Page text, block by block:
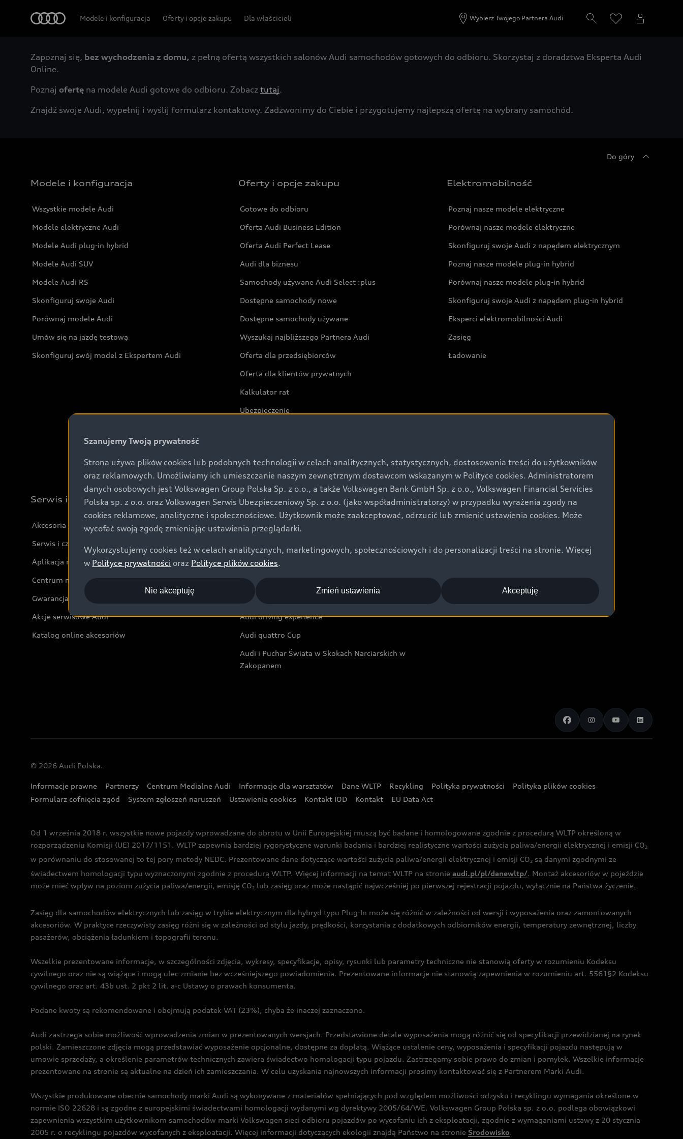
Modele i konfiguracja Oferty i opcje zakupu Dla właścicieli Wybierz Twojego Partnera Audi
Zapoznaj się, bez wychodzenia z domu, z pełną ofertą wszystkich salonów Audi samochodów gotowych do odbioru. Skorzystaj z doradztwa Eksperta Audi
Online.
Poznaj ofertę na modele Audi gotowe do odbioru. Zobacz tutaj.
Znajdź swoje Audi, wypełnij i wyślij formularz kontaktowy. Zadzwonimy do Ciebie i przygotujemy najlepszą ofertę na wybrany samochód.
Do góry
Modele i konfiguracja
Wszystkie modele Audi
Modele elektryczne Audi
Modele Audi plug-in hybrid
Modele Audi SUV
Modele Audi RS
Skonfiguruj swoje Audi
Porównaj modele Audi
Umów się na jazdę testową
Skonfiguruj swój model z Ekspertem Audi
Oferty i opcje zakupu
Gotowe do odbioru
Oferta Audi Business Edition
Oferta Audi Perfect Lease
Audi dla biznesu
Samochody używane Audi Select :plus
Dostępne samochody nowe
Dostępne samochody używane
Wyszukaj najbliższego Partnera Audi
Oferta dla przedsiębiorców
Oferta dla klientów prywatnych
Kalkulator rat
Ubezpieczenie
Audi exclusive
Elektromobilność
Poznaj nasze modele elektryczne
Porównaj nasze modele elektryczne
Skonfiguruj swoje Audi z napędem elektrycznym
Poznaj nasze modele plug-in hybrid
Porównaj nasze modele plug-in hybrid
Skonfiguruj swoje Audi z napędem plug-in hybrid
Eksperci elektromobilności Audi
Zasięg
Ładowanie
Serwis i akcesoria
Akcesoria
Serwis i części
Aplikacja myAudi i usługi cyfrowe
Centrum napraw powypadkowych
Gwarancja
Akcje serwisowe Audi
Katalog online akcesoriów
Świat Audi
Aktualności i historie postępu
Audi Nuvolari
Audi Sport Festiwal
Audi i Muzeum Sztuki Nowoczesnej w Warszawie
Audi driving experience
Audi quattro Cup
Audi i Puchar Świata w Skokach Narciarskich w
Zakopanem
© 2026 Audi Polska.
Informacje prawne Partnerzy Centrum Medialne Audi Informacje dla warsztatów Dane WLTP Recykling Polityka prywatności
Polityka plików cookies
Formularz cofnięcia zgód
System zgłoszeń naruszeń Ustawienia cookies Kontakt IOD Kontakt EU Data Act
Od 1 września 2018 r. wszystkie nowe pojazdy wprowadzane do obrotu w Unii Europejskiej muszą być badane i homologowane zgodnie z procedurą WLTP określoną w
rozporządzeniu Komisji (UE) 2017/1151. WLTP zapewnia bardziej rygorystyczne warunki badania i bardziej realistyczne wartości zużycia paliwa/energii elektrycznej i emisji CO2
w porównaniu do stosowanej to tej pory metody NEDC. Prezentowane dane dotyczące wartości zużycia paliwa/energii elektrycznej i emisji CO2 są danymi zgodnymi ze
świadectwem homologacji typu wyznaczonymi zgodnie z procedurą WLTP. Więcej informacji na temat WLTP na stronie audi.pl/pl/danewltp/. Montaż akcesoriów w pojeździe
może mieć wpływ na poziom zużycia paliwa/energii, emisję CO2 lub zasięg oraz może nastąpić najwcześniej po pierwszej rejestracji pojazdu, wyłącznie na Państwa życzenie.
Zasięg dla samochodów elektrycznych lub zasięg w trybie elektrycznym dla hybryd typu Plug-In może się różnić w zależności od wersji i wyposażenia oraz zamontowanych
akcesoriów. W praktyce rzeczywisty zasięg różni się w zależności od stylu jazdy, prędkości, korzystania z dodatkowych odbiorników energii, temperatury zewnętrznej, liczby
pasażerów, obciążenia ładunkiem i topografii terenu.
Wszelkie prezentowane informacje, w szczególności zdjęcia, wykresy, specyfikacje, opisy, rysunki lub parametry techniczne nie stanowią oferty w rozumieniu Kodeksu
cywilnego oraz nie są wiążące i mogą ulec zmianie bez wcześniejszego powiadomienia. Prezentowane informacje nie stanowią zapewnienia w rozumieniu art. 5561§2 Kodeksu
cywilnego oraz art. 43b ust. 2 pkt 2 lit. a-c Ustawy o prawach konsumenta.
Podane kwoty są rekomendowane i obejmują podatek VAT (23%), chyba że inaczej zaznaczono.
Audi zastrzega sobie możliwość wprowadzenia zmian w prezentowanych wersjach. Przedstawione detale wyposażenia mogą różnić się od specyfikacji przewidzianej na rynek
polski. Zamieszczone zdjęcia mogą przedstawiać wyposażenie opcjonalne, dostępne za dopłatą. Wiążące ustalenie ceny, wyposażenia i specyfikacji pojazdu następują w
umowie sprzedaży, a określenie parametrów technicznych zawiera świadectwo homologacji typu pojazdu. Zastrzegamy sobie prawo do zmian i pomyłek. Wszelkie informacje
prezentowane na stronie są aktualne na dzień ich zamieszczania. W celu uzyskania najnowszych informacji prosimy kontaktować się z Partnerem Marki Audi.
Wszystkie produkowane obecnie samochody marki Audi są wykonywane z materiałów spełniających pod względem możliwości odzysku i recyklingu wymagania określone w
normie ISO 22628 i są zgodne z europejskimi świadectwami homologacji wydanymi wg dyrektywy 2005/64/WE. Volkswagen Group Polska sp. z o.o. podlega obowiązkowi
zapewnienia wszystkim użytkownikom samochodów marki Volkswagen sieci odbioru pojazdów po wycofaniu ich z eksploatacji, zgodnie z wymaganiami ustawy z 20 stycznia
2005 r. o recyklingu pojazdów wycofanych z eksploatacji. Więcej informacji dotyczących ekologii znajdą Państwo na stronie Środowisko.
Szanujemy Twoją prywatność
Strona używa plików cookies lub podobnych technologii w celach analitycznych, statystycznych, dostosowania treści do użytkowników
oraz reklamowych. Umożliwiamy ich umieszczanie naszym zewnętrznym dostawcom wskazanym w Polityce cookies. Administratorem
danych osobowych jest Volkswagen Group Polska Sp. z o.o., a także Volkswagen Bank GmbH Sp. z o.o., Volkswagen Financial Servicies
Polska sp. z o.o. oraz Volkswagen Serwis Ubezpieczeniowy Sp. z o.o. (jako współadministratorzy) w przypadku wyrażenia zgody na
cookies reklamowe, analityczne i społecznościowe. Użytkownik może zaakceptować, odrzucić lub zmienić ustawienia cookies. Może
wycofać swoją zgodę zmieniając ustawienia przeglądarki.
Wykorzystujemy cookies też w celach analitycznych, marketingowych, społecznościowych i do personalizacji treści na stronie. Więcej
w Polityce prywatności oraz Polityce plików cookies.
Akceptuję
Nie akceptuję Zmień ustawienia